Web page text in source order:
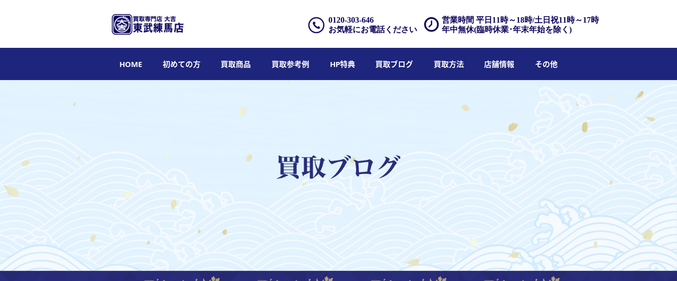
営業時間 平日11時～18時/土日祝11時～17時
年中無休(臨時休業･年末年始を除く)
0120-303-646
お気軽にお電話ください
HOME 初めての方 買取商品 買取参考例 HP特典 買取ブログ 買取方法 店舗情報 その他